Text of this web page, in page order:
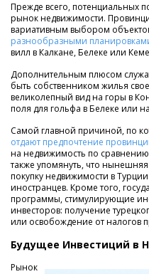
Прежде всего, потенциальных
рынок недвижимости.
вариативным выбором
разнообразными
вилл в Калкане, Белеке или
Дополнительным плюсом
быть собственником жилья
великолепный вид на горы в
поля для гольфа в Белеке или
Самой главной причиной, по
отдают предпочтение
на недвижимость по
также упомянуть, что
покупку недвижимости в
иностранцев. Кроме того,
программы, стимулирующие
инвесторов: получение
или освобождение от налогов
Будущее Инвестиций в
Рынок